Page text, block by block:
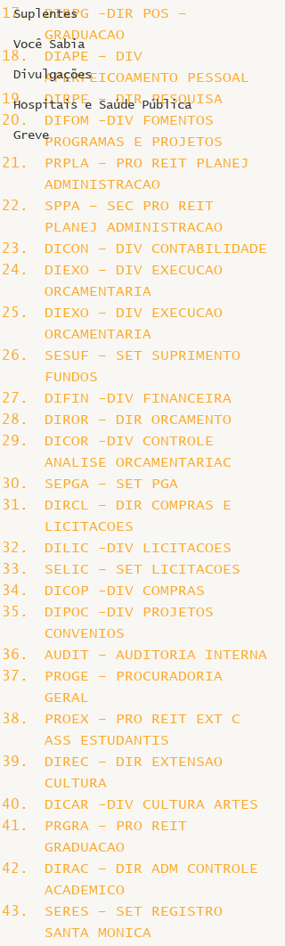
Suplentes
Você Sabia
Divulgações
Hospitais e Saúde Pública
Greve
DIRPG -DIR POS –
GRADUACAO
DIAPE – DIV
APERFEICOAMENTO PESSOAL
DIRPE – DIR PESQUISA
DIFOM -DIV FOMENTOS
PROGRAMAS E PROJETOS
PRPLA – PRO REIT PLANEJ
ADMINISTRACAO
SPPA – SEC PRO REIT
PLANEJ ADMINISTRACAO
DICON – DIV CONTABILIDADE
DIEXO – DIV EXECUCAO
ORCAMENTARIA
DIEXO – DIV EXECUCAO
ORCAMENTARIA
SESUF – SET SUPRIMENTO
FUNDOS
DIFIN -DIV FINANCEIRA
DIROR – DIR ORCAMENTO
DICOR -DIV CONTROLE
ANALISE ORCAMENTARIAC
SEPGA – SET PGA
DIRCL – DIR COMPRAS E
LICITACOES
DILIC -DIV LICITACOES
SELIC – SET LICITACOES
DICOP -DIV COMPRAS
DIPOC -DIV PROJETOS
CONVENIOS
AUDIT – AUDITORIA INTERNA
PROGE – PROCURADORIA
GERAL
PROEX – PRO REIT EXT C
ASS ESTUDANTIS
DIREC – DIR EXTENSAO
CULTURA
DICAR -DIV CULTURA ARTES
PRGRA – PRO REIT
GRADUACAO
DIRAC – DIR ADM CONTROLE
ACADEMICO
SERES – SET REGISTRO
SANTA MONICA